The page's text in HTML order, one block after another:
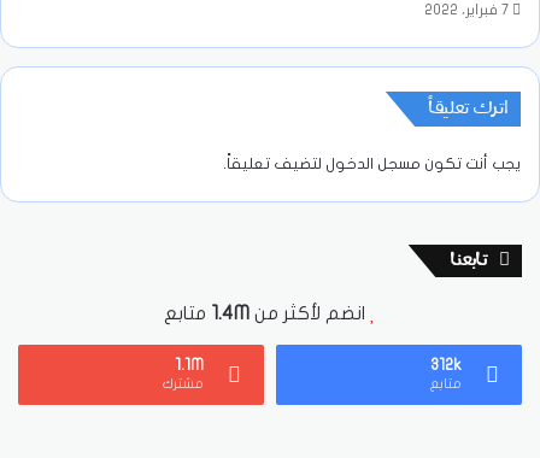
7 فبراير، 2022
اترك تعليقاً
يجب أنت تكون مسجل الدخول لتضيف تعليقاً.
تابعنا
انضم لأكثر من 1.4M متابع
312k
متابع
1.1M
مشترك